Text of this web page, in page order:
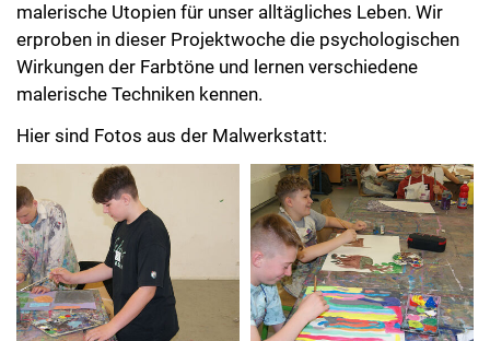
malerische Utopien für unser alltägliches Leben. Wir
erproben in dieser Projektwoche die psychologischen
Wirkungen der Farbtöne und lernen verschiedene
malerische Techniken kennen.
Hier sind Fotos aus der Malwerkstatt: